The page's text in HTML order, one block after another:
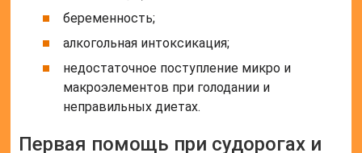
беременность;
алкогольная интоксикация;
недостаточное поступление микро и
макроэлементов при голодании и
неправильных диетах.
Первая помощь при судорогах и